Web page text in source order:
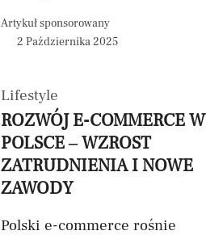
Artykuł sponsorowany
2 Października 2025
Lifestyle
ROZWÓJ E-COMMERCE W
POLSCE – WZROST
ZATRUDNIENIA I NOWE
ZAWODY
Polski e-commerce rośnie